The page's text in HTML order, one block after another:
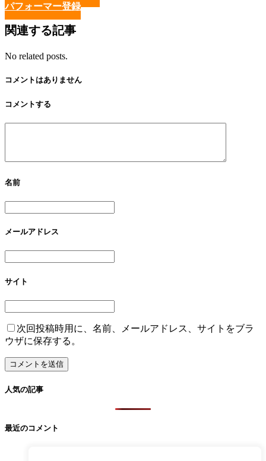
パフォーマー登録
関連する記事
No related posts.
コメントはありません
コメントする
名前
メールアドレス
サイト
次回投稿時用に、名前、メールアドレス、サイトをブラ
ウザに保存する。
人気の記事
最近のコメント